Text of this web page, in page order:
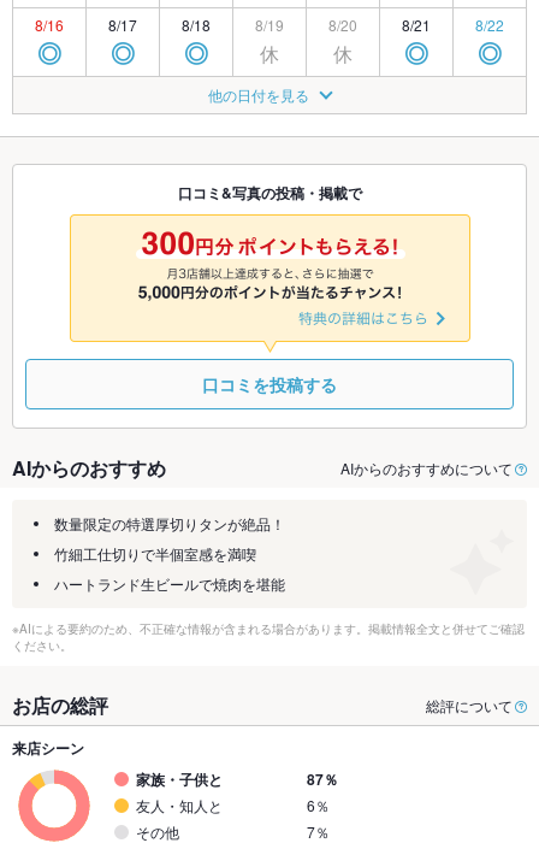
8/16
◎
8/17
◎
8/18
◎
8/19
休
8/20
休
8/21
◎
8/22
◎
◎ ◎
8/25
◎
8/26
◎
8/27
休 ◎ ◎
8/30 8/31 9/1
◎
9/2
◎
9/3
休
9/4 9/5
9/8
◎ ◎ 休 ◎
他の日付を見る
口コミ&写真の投稿・掲載で
口コミを投稿する
AIからのおすすめ AIからのおすすめについて
数量限定の特選厚切りタンが絶品！
竹細工仕切りで半個室感を満喫
ハートランド生ビールで焼肉を堪能
※AIによる要約のため、不正確な情報が含まれる場合があります。掲載情報全文と併せてご確認
ください。
お店の総評 総評について
来店シーン
家族・子供と
87％
友人・知人と
6％
その他
7％